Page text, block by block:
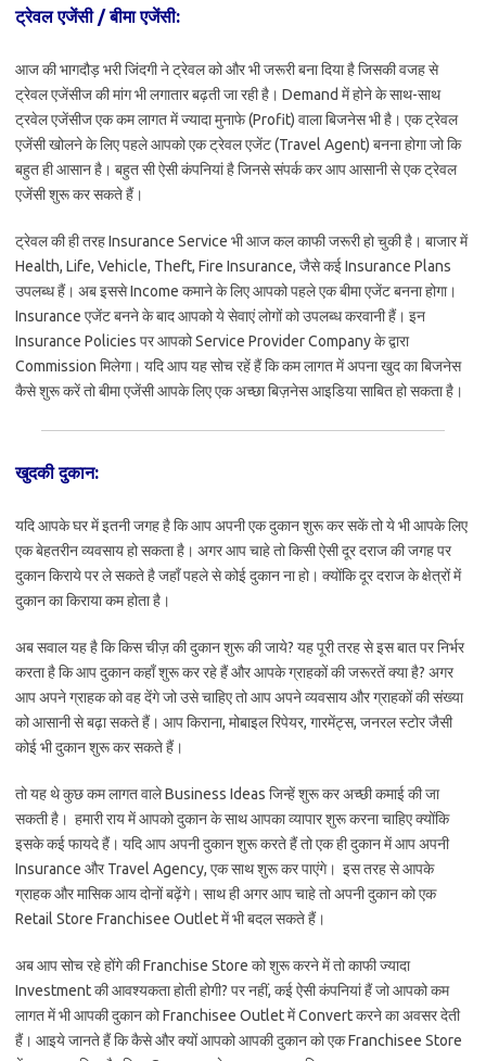
ट्रेवल एजेंसी /बीमा एजेंसी:
आज की भागदौड़ भरी जिंदगी ने ट्रेवल को और भी जरूरी बना दिया है जिसकी वजह से
ट्रेवल एजेंसीज की मांग भी लगातार बढ़ती जा रही है। Demand में होने के साथ-साथ
ट्रवेल एजेंसीज एक कम लागत में ज्यादा मुनाफे (Profit) वाला बिजनेस भी है। एक ट्रेवल
एजेंसी खोलने के लिए पहले आपको एक ट्रेवल एजेंट (Travel Agent) बनना होगा जो कि
बहुत ही आसान है। बहुत सी ऐसी कंपनियां है जिनसे संपर्क कर आप आसानी से एक ट्रेवल
एजेंसी शुरू कर सकते हैं।
ट्रेवल की ही तरह Insurance Service भी आज कल काफी जरूरी हो चुकी है। बाजार में
Health, Life, Vehicle, Theft, Fire Insurance, जैसे कई Insurance Plans
उपलब्ध हैं। अब इससे Income कमाने के लिए आपको पहले एक बीमा एजेंट बनना होगा।
Insurance एजेंट बनने के बाद आपको ये सेवाएं लोगों को उपलब्ध करवानी हैं। इन
Insurance Policies पर आपको Service Provider Company के द्वारा
Commission मिलेगा। यदि आप यह सोच रहें हैं कि कम लागत में अपना खुद का बिजनेस
कैसे शुरू करें तो बीमा एजेंसी आपके लिए एक अच्छा बिज़नेस आइडिया साबित हो सकता है।
खुदकी दुकान:
यदि आपके घर में इतनी जगह है कि आप अपनी एक दुकान शुरू कर सकें तो ये भी आपके लिए
एक बेहतरीन व्यवसाय हो सकता है। अगर आप चाहे तो किसी ऐसी दूर दराज की जगह पर
दुकान किराये पर ले सकते है जहाँ पहले से कोई दुकान ना हो। क्योंकि दूर दराज के क्षेत्रों में
दुकान का किराया कम होता है।
अब सवाल यह है कि किस चीज़ की दुकान शुरू की जाये? यह पूरी तरह से इस बात पर निर्भर
करता है कि आप दुकान कहाँ शुरू कर रहे हैं और आपके ग्राहकों की जरूरतें क्या है? अगर
आप अपने ग्राहक को वह देंगे जो उसे चाहिए तो आप अपने व्यवसाय और ग्राहकों की संख्या
को आसानी से बढ़ा सकते हैं। आप किराना, मोबाइल रिपेयर, गारमेंट्स, जनरल स्टोर जैसी
कोई भी दुकान शुरू कर सकते हैं।
तो यह थे कुछ कम लागत वाले Business Ideas जिन्हें शुरू कर अच्छी कमाई की जा
सकती है। हमारी राय में आपको दुकान के साथ आपका व्यापार शुरू करना चाहिए क्योंकि
इसके कई फायदे हैं। यदि आप अपनी दुकान शुरू करते हैं तो एक ही दुकान में आप अपनी
Insurance और Travel Agency, एक साथ शुरू कर पाएंगे। इस तरह से आपके
ग्राहक और मासिक आय दोनों बढ़ेंगे। साथ ही अगर आप चाहे तो अपनी दुकान को एक
Retail Store Franchisee Outlet में भी बदल सकते हैं।
अब आप सोच रहे होंगे की Franchise Store को शुरू करने में तो काफी ज्यादा
Investment की आवश्यकता होती होगी? पर नहीं, कई ऐसी कंपनियां हैं जो आपको कम
लागत में भी आपकी दुकान को Franchisee Outlet में Convert करने का अवसर देती
हैं। आइये जानते हैं कि कैसे और क्यों आपको आपकी दुकान को एक Franchisee Store